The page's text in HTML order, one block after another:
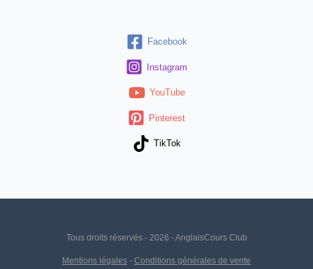
Facebook
Instagram
YouTube
Pinterest
TikTok
Tous droits réservés - 2026 - AnglaisCours Club
Mentions légales - Conditions générales de vente